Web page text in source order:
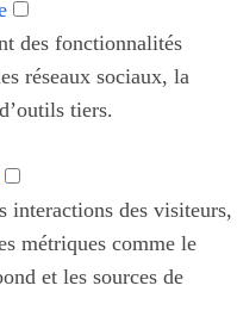
des fonctionnalités
réseaux sociaux, la
tiers.
interactions des visiteurs,
métriques comme le
et les sources de